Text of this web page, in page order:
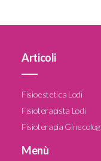
Articoli
Fisioestetica Lodi
Fisioterapista Lodi
Fisioterapia
Menù